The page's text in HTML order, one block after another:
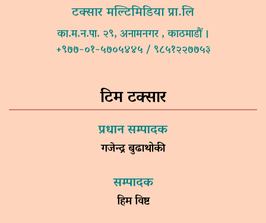
टक्सार मल्टिमिडिया प्रा.लि
का.म.न.पा. २९, अनामनगर , काठमाडौं ।
+९७७-०१-५७०५४४५ / ९८५१२२७७५३
टिम टक्सार
प्रधान सम्पादक
गजेन्द्र बुढाथोकी
सम्पादक
हिम विष्ट